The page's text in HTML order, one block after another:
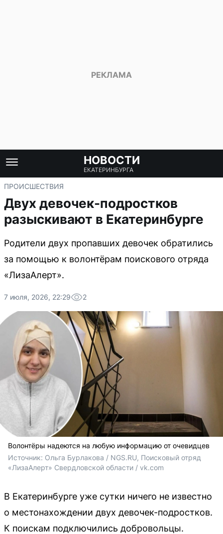
НОВОСТИ
ЕКАТЕРИНБУРГА
ПРОИСШЕСТВИЯ
Двух девочек-подростков
разыскивают в Екатеринбурге
Родители двух пропавших девочек обратились
за помощью к волонтёрам поискового отряда
«ЛизаАлерт».
7 июля, 2026, 22:29 2
Волонтёры надеются на любую информацию от очевидцев
Источник: Ольга Бурлакова / NGS.RU, Поисковый отряд
«ЛизаАлерт» Свердловской области / vk.com
В Екатеринбурге уже сутки ничего не известно
о местонахождении двух девочек-подростков.
К поискам подключились добровольцы.